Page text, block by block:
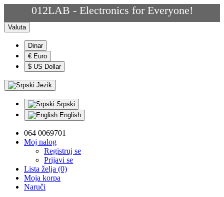
012LAB - Electronics for Everyone!
Valuta
Dinar
€ Euro
$ US Dollar
Jezik
Srpski
English
064 0069701
Moj nalog
Registruj se
Prijavi se
Lista želja (0)
Moja korpa
Naruči